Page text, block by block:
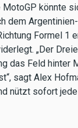
MotoGP könnte
dem
Formel 1
„Der
das Feld hinter
sagt Alex
nützt sofort